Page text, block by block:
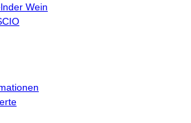
Wein